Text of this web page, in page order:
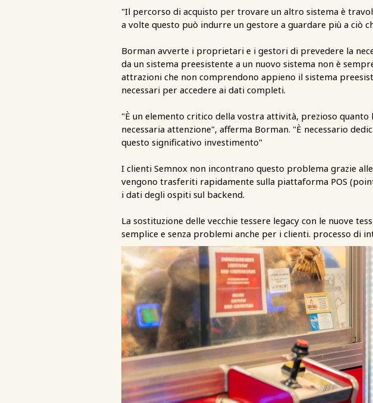
"Il percorso di acquisto per trovare un altro sistema è
a volte questo può indurre un gestore a guardare più a ciò
Borman avverte i proprietari e i gestori di prevedere la
da un sistema preesistente a un nuovo sistema non è
attrazioni che non comprendono appieno il sistema
necessari per accedere ai dati completi.
"È un elemento critico della vostra attività, prezioso
necessaria attenzione", afferma Borman. "È necessario
questo significativo investimento"
I clienti Semnox non incontrano questo problema grazie
vengono trasferiti rapidamente sulla piattaforma POS
i dati degli ospiti sul backend.
La sostituzione delle vecchie tessere legacy con le nuove
semplice e senza problemi anche per i clienti. processo di